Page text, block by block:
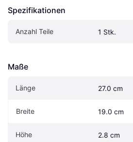
Spezifikationen
Anzahl Teile 1 Stk.
Maße
Länge 27.0 cm
Breite 19.0 cm
Höhe 2.8 cm